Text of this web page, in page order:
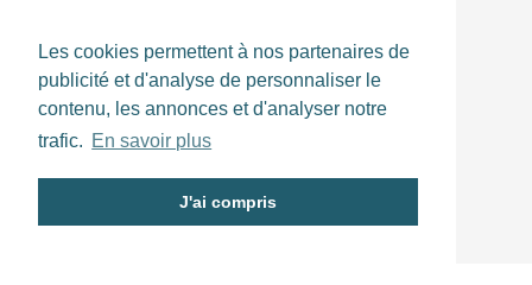
Les cookies permettent à nos partenaires de
publicité et d'analyse de personnaliser le
contenu, les annonces et d'analyser notre
trafic. En savoir plus
J'ai compris